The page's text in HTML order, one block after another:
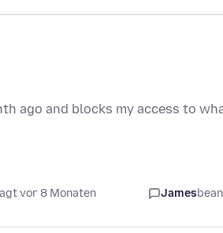
ago and blocks my access to
vor 8 Monaten James